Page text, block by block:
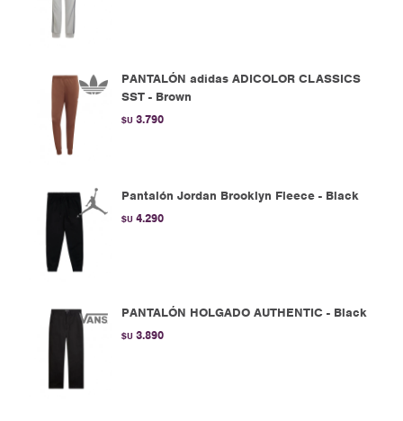
PANTALÓN adidas ADICOLOR CLASSICS
SST - Brown
$U 3.790
Pantalón Jordan Brooklyn Fleece - Black
$U 4.290
PANTALÓN HOLGADO AUTHENTIC - Black
$U 3.890